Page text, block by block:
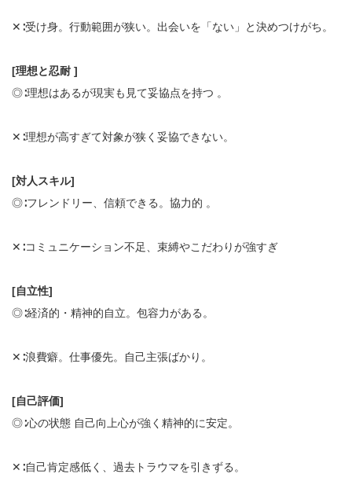
✕∶受け身。行動範囲が狭い。出会いを「ない」と決めつけがち。
[理想と忍耐 ]
◎∶理想はあるが現実も見て妥協点を持つ 。
✕∶理想が高すぎて対象が狭く妥協できない。
[対人スキル]
◎∶フレンドリー、信頼できる。協力的 。
✕∶コミュニケーション不足、束縛やこだわりが強すぎ
[自立性]
◎∶経済的・精神的自立。包容力がある。
✕∶浪費癖。仕事優先。自己主張ばかり。
[自己評価]
◎∶心の状態 自己向上心が強く精神的に安定。
✕∶自己肯定感低く、過去トラウマを引きずる。